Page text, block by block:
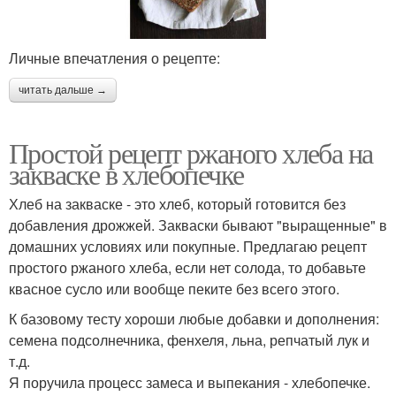
Личные впечатления о рецепте:
читать дальше →
Простой рецепт ржаного хлеба на
закваске в хлебопечке
Хлеб на закваске - это хлеб, который готовится без
добавления дрожжей. Закваски бывают "выращенные" в
домашних условиях или покупные. Предлагаю рецепт
простого ржаного хлеба, если нет солода, то добавьте
квасное сусло или вообще пеките без всего этого.
К базовому тесту хороши любые добавки и дополнения:
семена подсолнечника, фенхеля, льна, репчатый лук и
т.д.
Я поручила процесс замеса и выпекания - хлебопечке.